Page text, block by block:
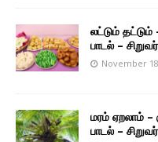
லட்டும்
பாடல் –
November
மரம் ஏறலாம்
பாடல் –